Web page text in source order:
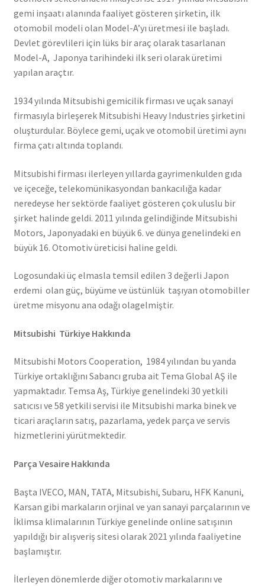
gemi inşaatı alanında faaliyet gösteren şirketin, ilk
otomobil modeli olan Model-A’yı üretmesi ile başladı.
Devlet görevlileri için lüks bir araç olarak tasarlanan
Model-A, Japonya tarihindeki ilk seri olarak üretimi
yapılan araçtır.
1934 yılında Mitsubishi gemicilik firması ve uçak sanayi
firmasıyla birleşerek Mitsubishi Heavy Industries şirketini
oluşturdular. Böylece gemi, uçak ve otomobil üretimi aynı
firma çatı altında toplandı.
Mitsubishi firması ilerleyen yıllarda gayrimenkulden gıda
ve içeceğe, telekomünikasyondan bankacılığa kadar
neredeyse her sektörde faaliyet gösteren çok uluslu bir
şirket halinde geldi. 2011 yılında gelindiğinde Mitsubishi
Motors, Japonyadaki en büyük 6. ve dünya genelindeki en
büyük 16. Otomotiv üreticisi haline geldi.
Logosundaki üç elmasla temsil edilen 3 değerli Japon
erdemi olan güç, büyüme ve üstünlük taşıyan otomobiller
üretme misyonu ana odağı olagelmiştir.
Mitsubishi Türkiye Hakkında
Mitsubishi Motors Cooperation, 1984 yılından bu yanda
Türkiye ortaklığını Sabancı gruba ait Tema Global AŞ ile
yapmaktadır. Temsa Aş, Türkiye genelindeki 30 yetkili
satıcısı ve 58 yetkili servisi ile Mitsubishi marka binek ve
ticari araçların satış, pazarlama, yedek parça ve servis
hizmetlerini yürütmektedir.
Parça Vesaire Hakkında
Başta IVECO, MAN, TATA, Mitsubishi, Subaru, HFK Kanuni,
Karsan gibi markaların orjinal ve yan sanayi parçalarının ve
İklimsa klimalarının Türkiye genelinde online satışının
yapıldığı bir alışveriş sitesi olarak 2021 yılında faaliyetine
başlamıştır.
İlerleyen dönemlerde diğer otomotiv markalarını ve